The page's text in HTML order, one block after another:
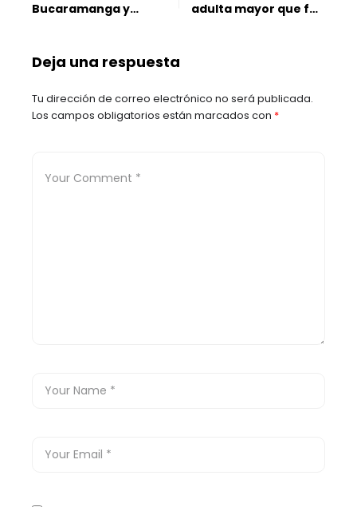
Bucaramanga y
adulta mayor que fue
Deja una respuesta
Tu dirección de correo electrónico no será publicada.
Los campos obligatorios están marcados con *